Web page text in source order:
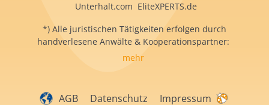
Unterhalt.com EliteXPERTS.de
*) Alle juristischen Tätigkeiten erfolgen durch
handverlesene Anwälte & Kooperationspartner:
mehr
AGB Datenschutz Impressum